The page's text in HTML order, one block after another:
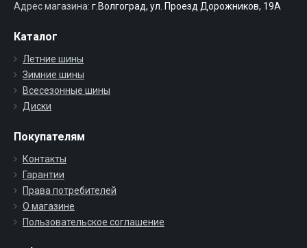
Адрес магазина: г.Волгоград, ул. Проезд Дорожников, 19А
Каталог
Летние шины
Зимние шины
Всесезонные шины
Диски
Покупателям
Контакты
Гарантии
Права потребителей
О магазине
Пользовательское соглашение